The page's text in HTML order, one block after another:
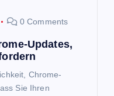
0 Comments
Updates,
Chrome-
Sie Ihren